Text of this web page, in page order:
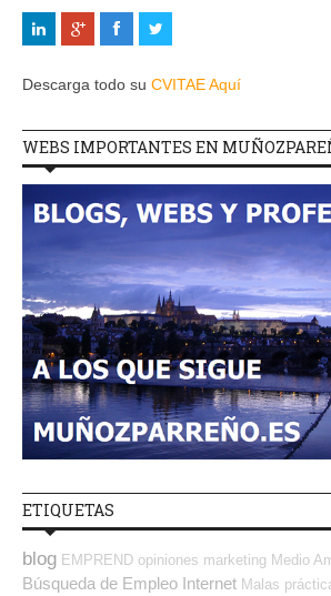
Descarga todo su CVITAE Aquí
WEBS IMPORTANTES EN
ETIQUETAS
blog EMPREND opiniones marketing Medio
Búsqueda de Empleo Internet Malas